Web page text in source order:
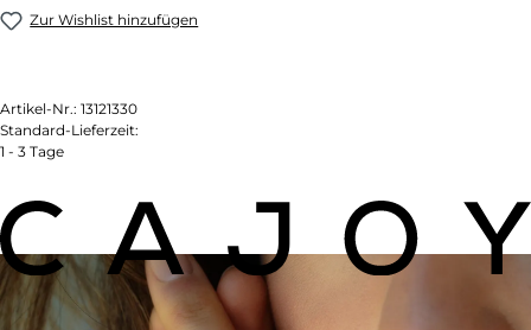
Zur Wishlist hinzufügen
Artikel-Nr.: 13121330
Standard-Lieferzeit:
1 - 3 Tage